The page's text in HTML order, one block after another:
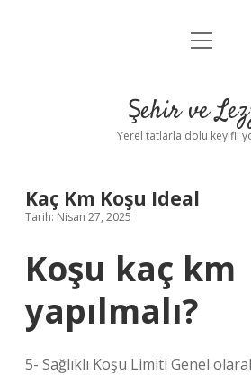
Anasayfa
Yasal Uyarı
menüyü
Şehir ve
Yerel tatlarla dolu keyifli
Kaç Km Koşu Ideal
Tarih: Nisan 27, 2025
Koşu kaç km
yapılmalı?
5- Sağlıklı Koşu Limiti Genel